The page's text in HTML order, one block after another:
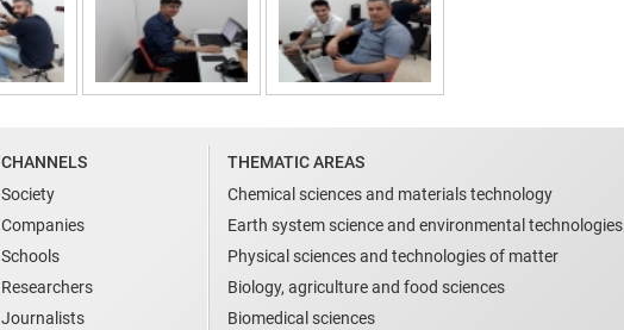
CHANNELS
Society
Companies
Schools
Researchers
Journalists
THEMATIC AREAS
Chemical sciences and materials technology
Earth system science and environmental technologies
Physical sciences and technologies of matter
Biology, agriculture and food sciences
Biomedical sciences